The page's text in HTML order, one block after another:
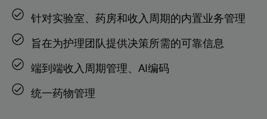
针对实验室、药房和收入周期的内置业务管理
旨在为护理团队提供决策所需的可靠信息
端到端收入周期管理、AI编码
统一药物管理